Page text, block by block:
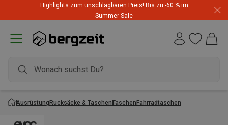
Highlights zum unschlagbaren Preis! Bis zu -60 % im
Summer Sale
AusrüstungRucksäcke & TaschenTaschenFahrradtaschen